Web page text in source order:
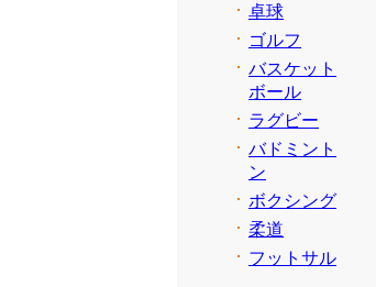
卓球
ゴルフ
バスケット
ボール
ラグビー
バドミント
ン
ボクシング
柔道
フットサル